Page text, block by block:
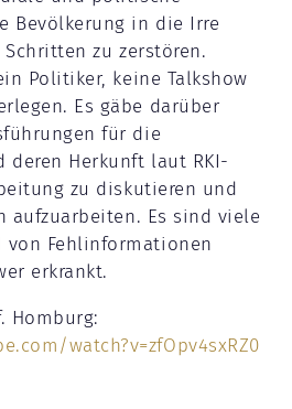
Bevölkerung in die Irre
zu zerstören.
Politiker, keine Talkshow
Es gäbe darüber
für die
deren Herkunft laut RKI-
zu diskutieren und
aufzuarbeiten. Es sind viele
von Fehlinformationen
erkrankt.
Homburg:
watch?v=zfOpv4sxRZ0